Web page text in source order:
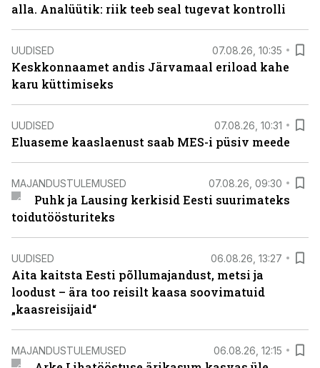
alla. Analüütik: riik teeb seal tugevat kontrolli
UUDISED 07.08.26, 10:35
Keskkonnaamet andis Järvamaal eriload kahe
karu küttimiseks
UUDISED 07.08.26, 10:31
Eluaseme kaaslaenust saab MES-i püsiv meede
MAJANDUSTULEMUSED 07.08.26, 09:30
Puhk ja Lausing kerkisid Eesti suurimateks
toidutöösturiteks
UUDISED 06.08.26, 13:27
Aita kaitsta Eesti põllumajandust, metsi ja
loodust – ära too reisilt kaasa soovimatuid
„kaasreisijaid“
MAJANDUSTULEMUSED 06.08.26, 12:15